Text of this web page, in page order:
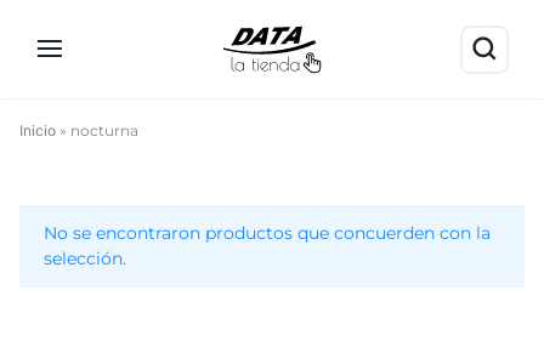
Inicio » nocturna
No se encontraron productos que concuerden con la
selección.